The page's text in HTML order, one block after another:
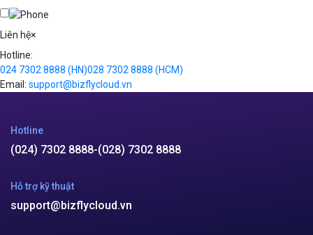
Videos
Liên hệ×
Hotline:
024 7302 8888 (HN)028 7302 8888 (HCM)
Email: support@bizflycloud.vn
Hotline
(024) 7302 8888-(028) 7302 8888
Hỗ trợ kỹ thuật
support@bizflycloud.vn